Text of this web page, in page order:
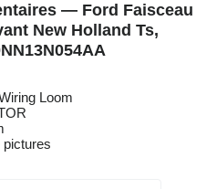
— Ford Faisceau
New Holland Ts,
Loom
pictures